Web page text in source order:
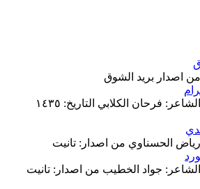
الحجم: ٢.٣٥ MB الشاعر: فرحان الكلابي التاريخ: ١٤٣٥